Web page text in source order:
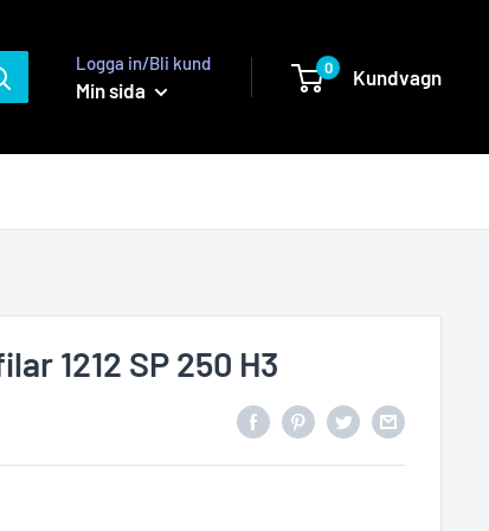
Logga in/Bli kund
Min sida
0 Kundvagn
1212 SP 250 H3